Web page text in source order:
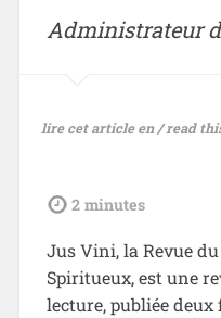
Administrateur
lire cet article en / read
tdl 2 minutes
Jus Vini, la Revue
Spiritueux, est une
lecture, publiée